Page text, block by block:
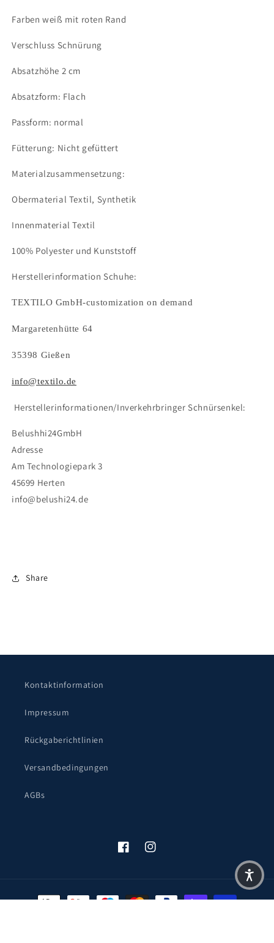
Farben weiß mit roten Rand
Verschluss Schnürung
Absatzhöhe 2 cm
Absatzform: Flach
Passform: normal
Fütterung: Nicht gefüttert
Materialzusammensetzung:
Obermaterial Textil, Synthetik
Innenmaterial Textil
100% Polyester und Kunststoff
Herstellerinformation Schuhe:
TEXTILO GmbH-customization on demand
Margaretenhütte 64
35398 Gießen
info@textilo.de
Herstellerinformationen/Inverkehrbringer Schnürsenkel:
Belushhi24GmbH
Adresse
Am Technologiepark 3
45699 Herten
info@belushi24.de
Share
Kontaktinformation
Impressum
Rückgaberichtlinien
Versandbedingungen
AGBs
FacebookInstagram
Zahlungsmethoden